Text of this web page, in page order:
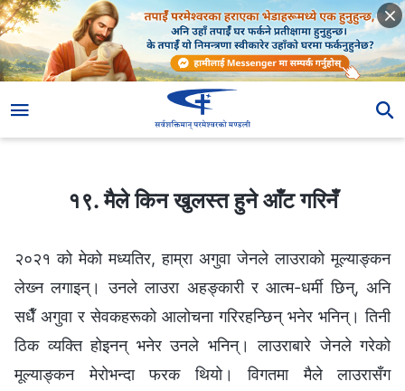
१९. मैले किन खुलस्त हुने आँट गरिनँ
१९. मैले किन खुलस्त हुने आँट गरिनँ
२०२१ को मेको मध्यतिर, हाम्रा अगुवा जेनले लाउराको मूल्याङ्कन
लेख्‍न लगाइन्। उनले लाउरा अहङ्कारी र आत्म-धर्मी छिन्, अनि
सधैँ अगुवा र सेवकहरूको आलोचना गरिरहन्छिन् भनेर भनिन्। तिनी
ठिक व्यक्ति होइनन् भनेर उनले भनिन्। लाउराबारे जेनले गरेको
मूल्याङ्कन मेरोभन्दा फरक थियो। विगतमा मैले लाउरासँग